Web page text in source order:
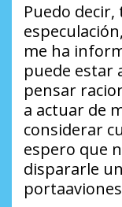
Puedo
me ha
puede estar
pensar
a actuar de
considerar
espero que
dispararle